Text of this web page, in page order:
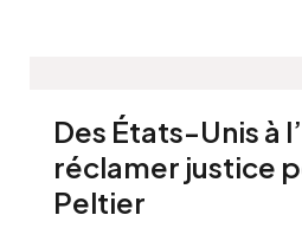
Des États-Unis à
réclamer justice
Peltier